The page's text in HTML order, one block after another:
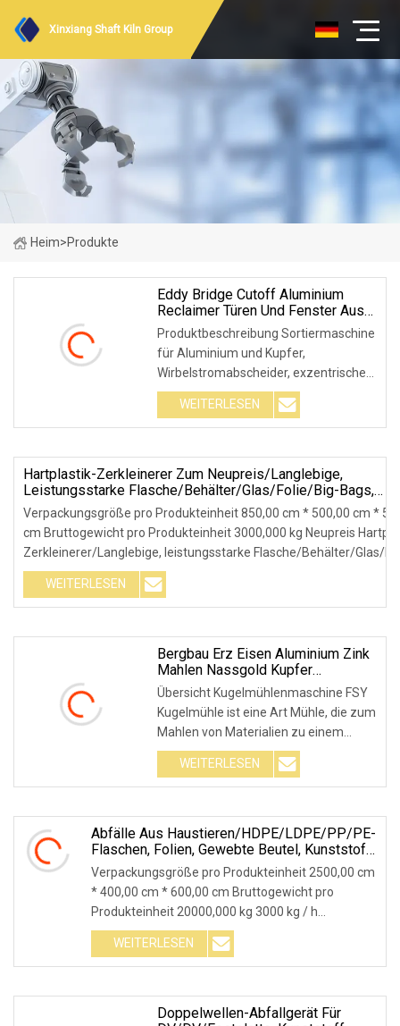
Xinxiang Shaft Kiln Group
Heim>Produkte
Eddy Bridge Cutoff Aluminium
Reclaimer Türen Und Fenster Aus
Aluminiumlegierung Zerkleinerung,
Sortierung Und Recycling
Wirbelstromabscheider
Ausrüstung Für Das Recycling Von
Aluminiumschlacke
Produktbeschreibung Sortiermaschine
für Aluminium und Kupfer,
Wirbelstromabscheider, exzentrischer
Wirbelstromabscheider für das
Recycling von Nichteisenmetallen,
Anwendung: Wirbelstromabscheider
WEITERLESEN
Hartplastik-Zerkleinerer Zum Neupreis/Langlebige,
Leistungsstarke Flasche/Behälter/Glas/Folie/Big-Bags,
Einwellen-
Zerkleinerer/Zerkleinerungs-/Zerkleinerungs-/
30 % Rabatt
Verpackungsgröße pro Produkteinheit 850,00 cm * 500,00 cm *
cm Bruttogewicht pro Produkteinheit 3000,000 kg Neupreis
Zerkleinerer/Langlebige, leistungsstarke Flasche/Behälter/Glas/
Bags Eins
WEITERLESEN
Bergbau Erz Eisen Aluminium Zink
Mahlen Nassgold Kupfer
Mahlkugelmühle Für Die
Zementproduktion
Übersicht Kugelmühlenmaschine FSY
Kugelmühle ist eine Art Mühle, die zum
Mahlen von Materialien zu einem
extrem feinen Pulver verwendet wird,
hauptsächlich für den Einsatz in der
mineralverarbeitenden Industrie.
genannt
WEITERLESEN
Abfälle Aus Haustieren/HDPE/LDPE/PP/PE-
Flaschen, Folien, Gewebte Beutel, Kunststoff-
Recycling,
Pelletierung/Granulator/Granulierung/Flocken,
Schrottzerkleinerung, Waschen/Quetschen,
Schreddermaschine
Verpackungsgröße pro Produkteinheit 2500,00 cm
* 400,00 cm * 600,00 cm Bruttogewicht pro
Produkteinheit 20000,000 kg 3000 kg / h
Haustierabfälle/HDPE/LDPE/LLDPE-Flaschen
Folien Kunststoffrecyclinglinie/Flocken
Schrottwäsche
WEITERLESEN
Doppelwellen-Abfallgerät Für